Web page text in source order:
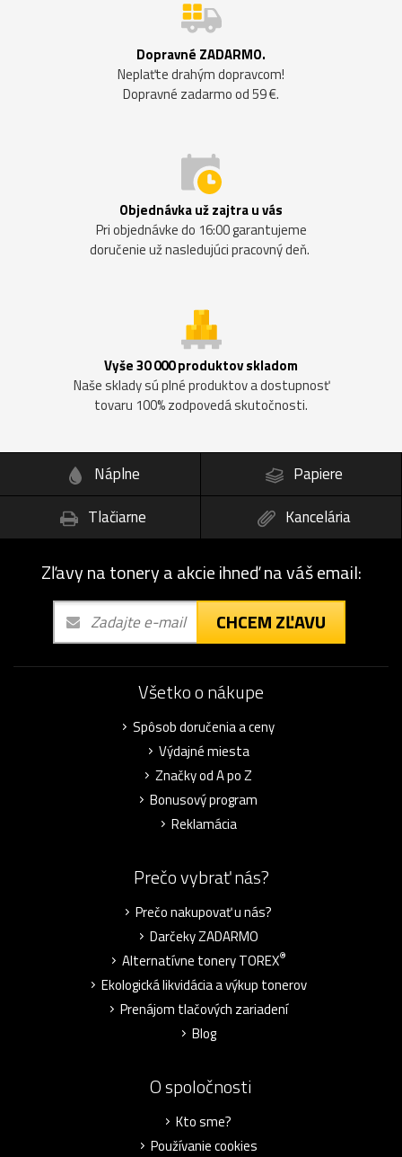
Dopravné ZADARMO.
Neplaťte drahým dopravcom!
Dopravné zadarmo od 59 €.
Objednávka už zajtra u vás
Pri objednávke do 16:00 garantujeme
doručenie už nasledujúci pracovný deň.
Vyše 30 000 produktov skladom
Naše sklady sú plné produktov a dostupnosť
tovaru 100% zodpovedá skutočnosti.
Náplne
Papiere
Tlačiarne
Kancelária
Zľavy na tonery a akcie ihneď na váš email:
CHCEM ZĽAVU
Všetko o nákupe
Spôsob doručenia a ceny
Výdajné miesta
Značky od A po Z
Bonusový program
Reklamácia
Prečo vybrať nás?
Prečo nakupovať u nás?
Darčeky ZADARMO
Alternatívne tonery TOREX®
Ekologická likvidácia a výkup tonerov
Prenájom tlačových zariadení
Blog
O spoločnosti
Kto sme?
Používanie cookies